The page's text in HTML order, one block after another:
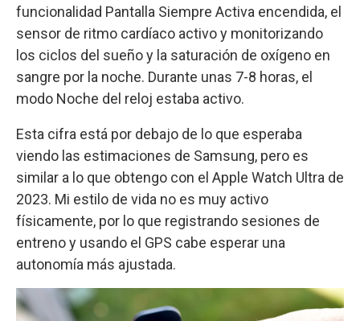
funcionalidad Pantalla Siempre Activa encendida, el
sensor de ritmo cardíaco activo y monitorizando
los ciclos del sueño y la saturación de oxígeno en
sangre por la noche. Durante unas 7-8 horas, el
modo Noche del reloj estaba activo.
Esta cifra está por debajo de lo que esperaba
viendo las estimaciones de Samsung, pero es
similar a lo que obtengo con el Apple Watch Ultra de
2023. Mi estilo de vida no es muy activo
físicamente, por lo que registrando sesiones de
entreno y usando el GPS cabe esperar una
autonomía más ajustada.